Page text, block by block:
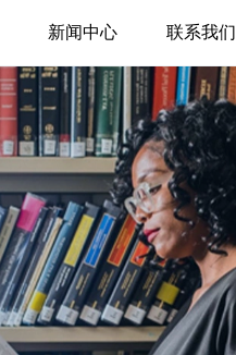
新闻中心 联系我们